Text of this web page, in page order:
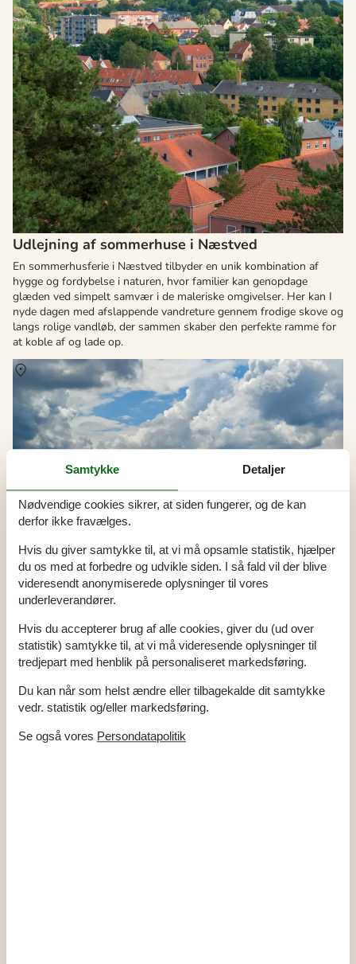
Udlejning af sommerhuse i Næstved
En sommerhusferie i Næstved tilbyder en unik kombination af
hygge og fordybelse i naturen, hvor familier kan genopdage
glæden ved simpelt samvær i de maleriske omgivelser. Her kan I
nyde dagen med afslappende vandreture gennem frodige skove og
langs rolige vandløb, der sammen skaber den perfekte ramme for
at koble af og lade op.
Udlejning af sommerhuse i Skaverup
nærvær, hvor I sammen kan nyde den rolige atmosfære og de
OmSkaverup
Samtykke Detaljer
Nødvendige cookies sikrer, at siden fungerer, og de kan
derfor ikke fravælges.
Hvis du giver samtykke til, at vi må opsamle statistik, hjælper
du os med at forbedre og udvikle siden. I så fald vil der blive
videresendt anonymiserede oplysninger til vores
underleverandører.
Hvis du accepterer brug af alle cookies, giver du (ud over
statistik) samtykke til, at vi må videresende oplysninger til
tredjepart med henblik på personaliseret markedsføring.
Du kan når som helst ændre eller tilbagekalde dit samtykke
vedr. statistik og/eller markedsføring.
Se også vores Persondatapolitik